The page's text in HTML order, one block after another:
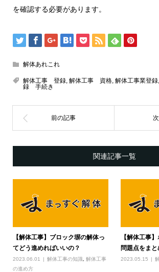
を確認する必要があります。
解体あれこれ
解体工事 登録, 解体工事 資格, 解体工事業登録,
録 手続き
関連記事一覧
【解体工事】ブロック塀の解体っ
てどう進めればいいの？
2023.06.01 解体工事の知識
解体工事
の進め方
【解体工事
問題点をま
2023.05.15